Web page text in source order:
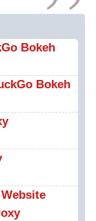
Bokeh
Bokeh